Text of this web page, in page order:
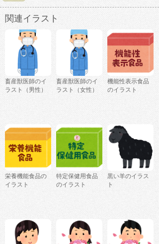
関連イラスト
畜産獣医師のイ
ラスト（男性）
畜産獣医師のイ
ラスト（女性）
機能性表示食品
のイラスト
栄養機能食品の
イラスト
特定保健用食品
のイラスト
黒い羊のイラス
ト